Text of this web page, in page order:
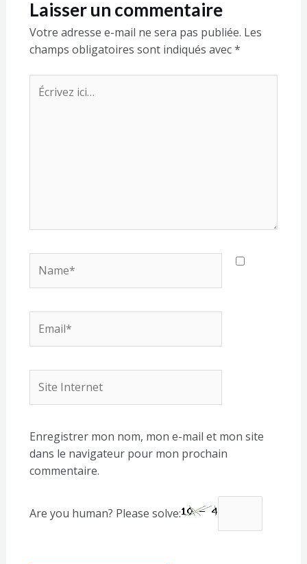
Laisser un commentaire
Votre adresse e-mail ne sera pas publiée. Les
champs obligatoires sont indiqués avec*
Écrivez
ici…
Internet
Enregistrer mon nom, mon e-mail et mon site
dans le navigateur pour mon prochain
commentaire.
Are you human? Please solve: